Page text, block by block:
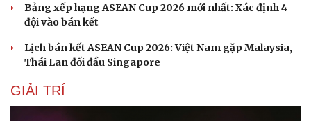
Bảng xếp hạng ASEAN Cup 2026 mới nhất: Xác định 4
đội vào bán kết
Lịch bán kết ASEAN Cup 2026: Việt Nam gặp Malaysia,
Thái Lan đối đầu Singapore
GIẢI TRÍ